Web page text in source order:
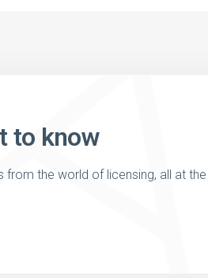
to know
from the world of licensing, all at